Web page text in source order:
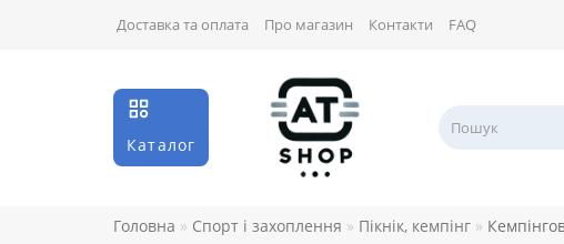
Доставка та оплата Про магазин Контакти FAQ
Каталог
Головна Спорт і захоплення Пікнік, кемпінг